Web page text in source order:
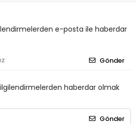
e-posta ile haberdar
Gönder
haberdar olmak
Gönder